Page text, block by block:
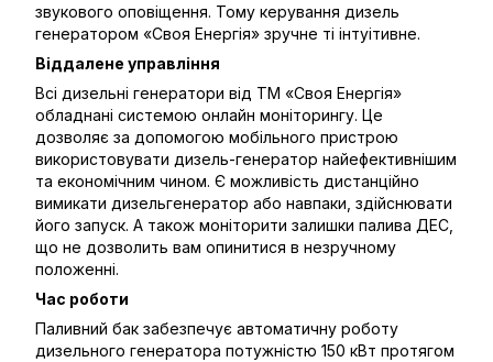
звукового оповіщення. Тому керування дизель
генератором «Своя Енергія» зручне ті інтуітивне.
Віддалене управління
Всі дизельні генератори від ТМ «Своя Енергія»
обладнані системою онлайн моніторингу. Це
дозволяє за допомогою мобільного пристрою
використовувати дизель-генератор найефективнішим
та економічним чином. Є можливість дистанційно
вимикати дизельгенератор або навпаки, здійснювати
його запуск. А також моніторити залишки палива ДЕС,
що не дозволить вам опинитися в незручному
положенні.
Час роботи
Паливний бак забезпечує автоматичну роботу
дизельного генератора потужністю 150 кВт протягом